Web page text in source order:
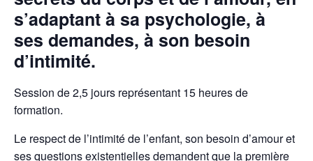
s’adaptant à sa psychologie, à
ses demandes, à son besoin
d’intimité.
Session de 2,5 jours représentant 15 heures de
formation.
Le respect de l’intimité de l’enfant, son besoin d’amour et
ses questions existentielles demandent que la première